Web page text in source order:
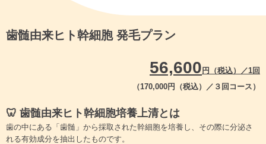
歯髄由来ヒト幹細胞 発毛プラン
56,600 円（税込）／1回
（170,000円（税込）／３回コース）
🦷 歯髄由来ヒト幹細胞培養上清とは
歯の中にある「歯髄」から採取された幹細胞を培養し、その際に分泌さ
れる有効成分を抽出したものです。